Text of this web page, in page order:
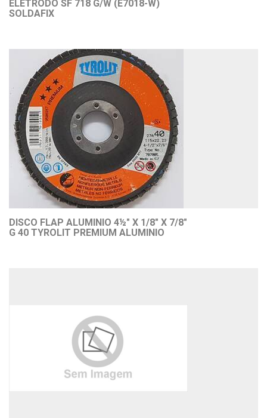
ELETRODO SF 718 G/W (E7018-W)
SOLDAFIX
DISCO FLAP ALUMINIO 4½" X 1/8" X 7/8"
G 40 TYROLIT PREMIUM ALUMINIO